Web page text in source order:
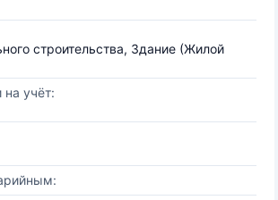
строительства, Здание (Жилой
на учёт: